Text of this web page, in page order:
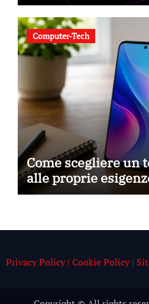
Computer-Tech
Come scegliere un
alle proprie
Privacy Policy | Cookie Policy|